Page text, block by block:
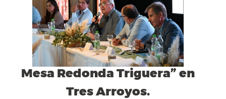
Mesa Redonda Triguera” en
Tres Arroyos.